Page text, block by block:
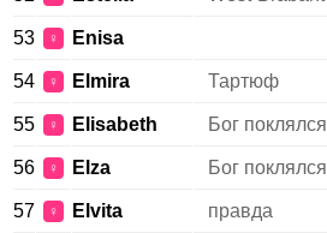
53 ♀ Enisa
54 ♀ Elmira Тартюф
55 ♀ Elisabeth Бог поклялся
56 ♀ Elza Бог поклялся
57 ♀ Elvita правда